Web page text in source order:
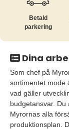
Betald
parkering
Dina
Som chef på
sortimentet mode
vad gäller
budgetansvar.
Myrornas alla
produktionsplan.